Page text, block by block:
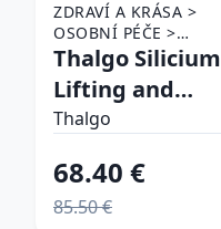
ZDRAVÍ A KRÁSA >
OSOBNÍ PÉČE >
KOSMETIKA > PÉČE
O PLEŤ
Thalgo Silicium
Lifting and
Firming Night
liftingový a
spevňujúci
Thalgo
68.40 €
85.50 €